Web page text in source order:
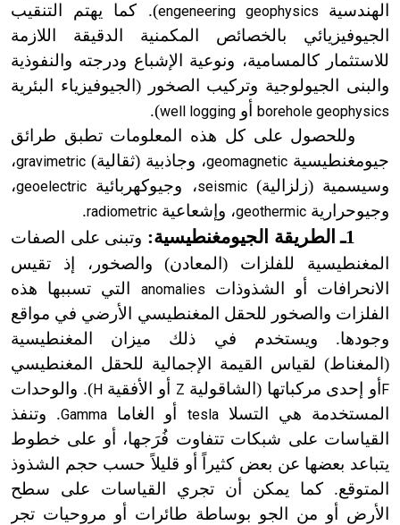
الهندسية engeneering geophysics). كما يهتم التنقيب
الجيوفيزيائي بالخصائص المكمنية الدقيقة اللازمة
للاستثمار كالمسامية، ونوعية الإشباع ودرجته والنفوذية
والبنى الجيولوجية وتركيب الصخور (الجيوفيزياء البئرية
borehole geophysics أو well logging
).
وللحصول على كل هذه المعلومات تطبق طرائق
جيومغنطيسية geomagnetic، وجاذبية (ثقالية) gravimetric،
وسيسمية (زلزالية)seismic، وجيوكهربائية geoelectric،
وجيوحرارية geothermic، وإشعاعية radiometric
.
1ـ الطريقة الجيومغنطيسية:
وتبنى على الصفات
المغنطيسية للفلزات (المعادن) والصخور، إذ تقيس
الانحرافات أو الشذوذات anomalies التي تسببها هذه
الفلزات والصخور للحقل المغنطيسي الأرضي في مواقع
وجودها. ويستخدم في ذلك ميزان المغنطيسية
(المغناط) لقياس القيمة الإجمالية للحقل المغنطيسي
F أو إحدى مركباتها (الشاقولية Z أو الأفقيةH). والوحدات
المستخدمة هي التسلاtesla أو الغاما Gamma. وتنفذ
القياسات على شبكات تتفاوت فُرَجها، أو على خطوط
يتباعد بعضها عن بعض كثيراً أو قليلاً حسب حجم الشذوذ
المتوقع. كما يمكن أن تجري القياسات على سطح
الأرض أو من الجو بوساطة طائرات أو مروحيات تجر